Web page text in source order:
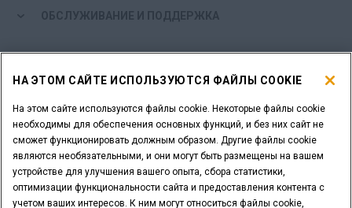
ОБСЛУЖИВАНИЕ И ПОДДЕРЖКА
ИНСТРУМЕНТЫ ДЛЯ ПОИСКА
ВЫ ДИЛЕР?
НА ЭТОМ САЙТЕ ИСПОЛЬЗУЮТСЯ ФАЙЛЫ COOKIE
На этом сайте используются файлы cookie. Некоторые файлы cookie
необходимы для обеспечения основных функций, и без них сайт не
сможет функционировать должным образом. Другие файлы cookie
являются необязательными, и они могут быть размещены на вашем
устройстве для улучшения вашего опыта, сбора статистики,
оптимизации функциональности сайта и предоставления контента с
учетом ваших интересов. К ним могут относиться файлы cookie,